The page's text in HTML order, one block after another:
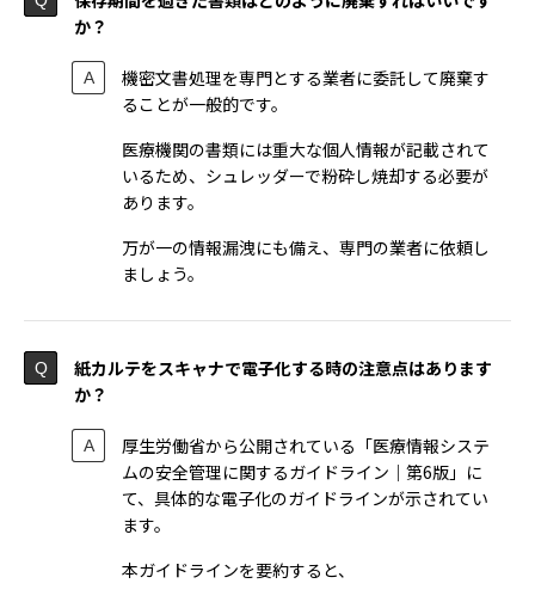
か？
機密文書処理を専門とする業者に委託して廃棄す
ることが一般的です。
医療機関の書類には重大な個人情報が記載されて
いるため、シュレッダーで粉砕し焼却する必要が
あります。
万が一の情報漏洩にも備え、専門の業者に依頼し
ましょう。
紙カルテをスキャナで電子化する時の注意点はあります
か？
厚生労働省から公開されている「医療情報システ
ムの安全管理に関するガイドライン｜第6版」に
て、具体的な電子化のガイドラインが示されてい
ます。
本ガイドラインを要約すると、